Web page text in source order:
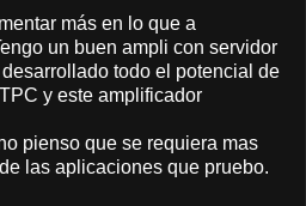
más en lo que a
un buen ampli con servidor
todo el potencial de
y este amplificador
pienso que se requiera mas
las aplicaciones que pruebo.